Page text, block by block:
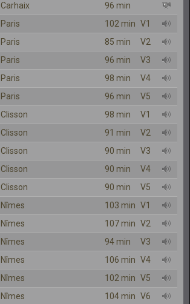
Carhaix
96 min
Paris 102 min V1
Paris 85 min
V2
Paris 96 min
V3
Paris 98 min
V4
Paris 96 min
V5
Clisson 98 min
V1
Clisson 91 min
V2
Clisson 90 min
V3
Clisson 90 min
V4
Clisson 90 min
V5
Nîmes 103 min V1
Nîmes 107 min V2
Nîmes 94 min
V3
Nîmes 106 min V4
Nîmes 102 min V5
Nîmes 104 min V6